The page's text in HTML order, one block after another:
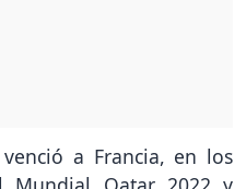
venció a Francia, en los